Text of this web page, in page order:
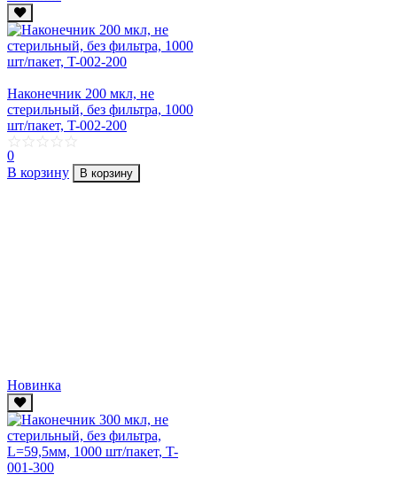
Наконечник 200 мкл, не
стерильный, без фильтра, 1000
шт/пакет, T-002-200
0
В корзину
В корзину
Новинка